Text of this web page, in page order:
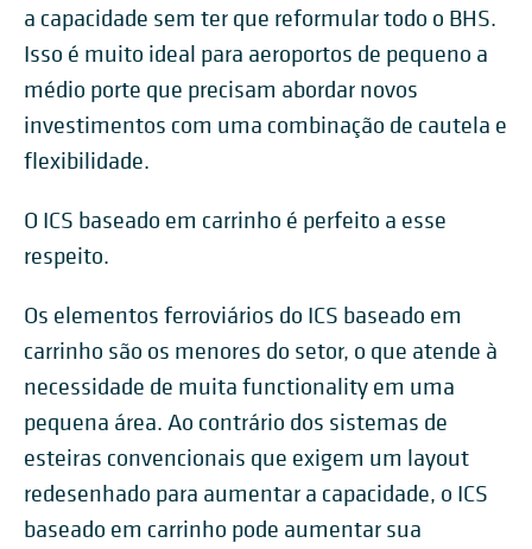
a capacidade sem ter que reformular todo o BHS.
Isso é muito ideal para aeroportos de pequeno a
médio porte que precisam abordar novos
investimentos com uma combinação de cautela e
flexibilidade.
O ICS baseado em carrinho é perfeito a esse
respeito.
Os elementos ferroviários do ICS baseado em
carrinho são os menores do setor, o que atende à
necessidade de muita functionality em uma
pequena área. Ao contrário dos sistemas de
esteiras convencionais que exigem um layout
redesenhado para aumentar a capacidade, o ICS
baseado em carrinho pode aumentar sua